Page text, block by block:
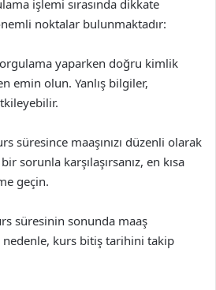
işlemi sırasında dikkate
noktalar bulunmaktadır:
yaparken doğru kimlik
emin olun. Yanlış bilgiler,
süresince maaşınızı düzenli olarak
sorunla karşılaşırsanız, en kısa
geçin.
süresinin sonunda maaş
kurs bitiş tarihini takip